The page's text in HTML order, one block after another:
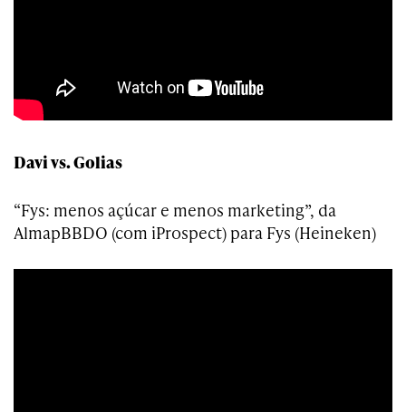
Davi vs. Golias
“Fys: menos açúcar e menos marketing”, da
AlmapBBDO (com iProspect) para Fys (Heineken)